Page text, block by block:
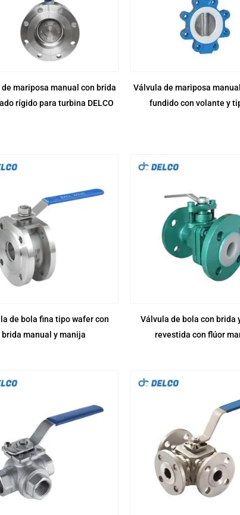
mariposa manual con brida
rígido para turbina DELCO
Válvula de mariposa
fundido con volante y
de bola fina tipo wafer con
brida manual y manija
Válvula de bola con brida
revestida con flúor